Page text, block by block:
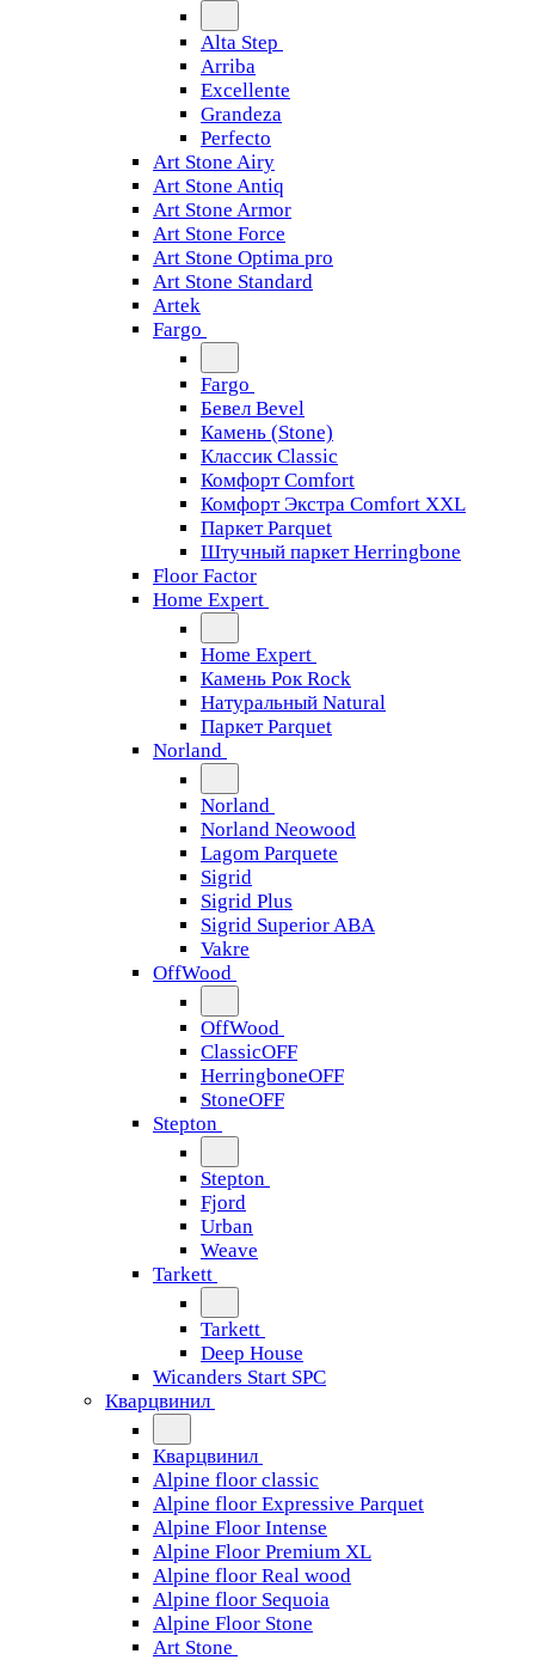
Alta Step
Arriba
Excellente
Grandeza
Perfecto
Art Stone Airy
Art Stone Antiq
Art Stone Armor
Art Stone Force
Art Stone Optima pro
Art Stone Standard
Artek
Fargo
Fargo
Бевел Bevel
Камень (Stone)
Классик Classic
Комфорт Comfort
Комфорт Экстра Comfort XXL
Паркет Parquet
Штучный паркет Herringbone
Floor Factor
Home Expert
Home Expert
Камень Рок Rock
Натуральный Natural
Паркет Parquet
Norland
Norland
Norland Neowood
Lagom Parquete
Sigrid
Sigrid Plus
Sigrid Superior ABA
Vakre
OffWood
OffWood
ClassicOFF
HerringboneOFF
StoneOFF
Stepton
Stepton
Fjord
Urban
Weave
Tarkett
Tarkett
Deep House
Wicanders Start SPC
Кварцвинил
Кварцвинил
Alpine floor classic
Alpine floor Expressive Parquet
Alpine Floor Intense
Alpine Floor Premium XL
Alpine floor Real wood
Alpine floor Sequoia
Alpine Floor Stone
Art Stone